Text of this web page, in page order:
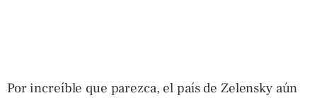
Por increíble que parezca, el país de Zelensky aún